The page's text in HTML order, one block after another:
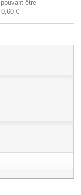
pouvant être
0,60 €